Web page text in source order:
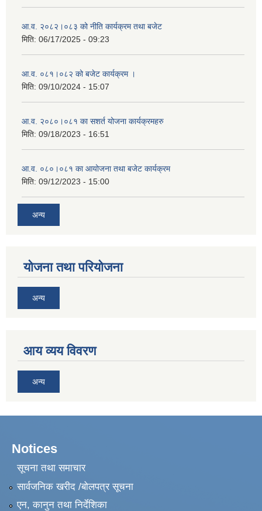
आ.व. २०८२।०८३ को नीति कार्यक्रम तथा बजेट
मिति: 06/17/2025 - 09:23
आ.व. ०८१।०८२ को बजेट कार्यक्रम ।
मिति: 09/10/2024 - 15:07
आ.व. २०८०।०८१ का सशर्त योजना कार्यक्रमहरु
मिति: 09/18/2023 - 16:51
आ.व. ०८०।०८१ का आयोजना तथा बजेट कार्यक्रम
मिति: 09/12/2023 - 15:00
अन्य
योजना तथा परियोजना
अन्य
आय व्यय विवरण
अन्य
Notices
सूचना तथा समाचार
सार्वजनिक खरीद /बोलपत्र सूचना
एन, कानुन तथा निर्देशिका